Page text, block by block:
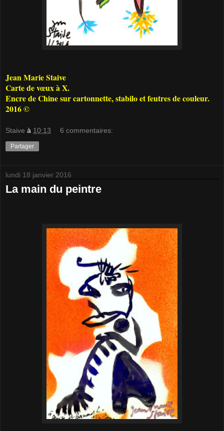
Jean Marie Staive
Carte de vœux à X.
Encre de Chine sur cartonnette, stabilo et feutres de couleur.
2016 ©
Staive à 10:13 6 commentaires:
Partager
lundi 18 janvier 2016
La main du peintre